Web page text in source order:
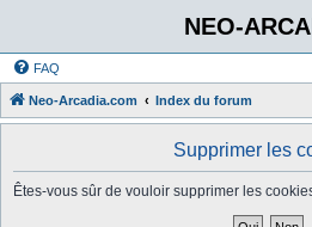
NEO-
FAQ
Neo-Arcadia.com Index du forum
Supprimer les
Êtes-vous sûr de vouloir supprimer les